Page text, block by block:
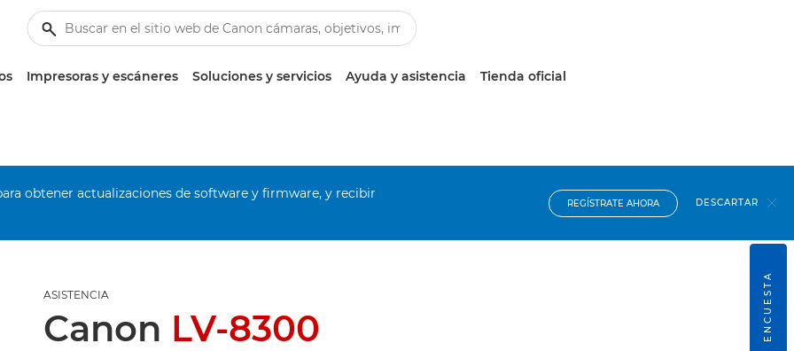
Impresoras y escáneres Soluciones y servicios Ayuda y asistencia Tienda oficial
obtener actualizaciones de software y firmware, y recibir
REGÍSTRATE AHORA DESCARTAR
ASISTENCIA
Canon LV-8300 ENCUESTA